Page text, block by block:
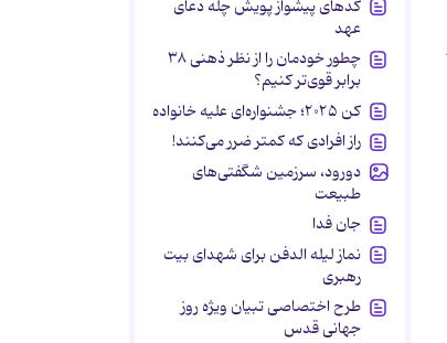
کدهای پیشواز پویش چله دعای
عهد
چطور خودمان را از نظر ذهنی ۳۸
برابر قوی‌تر کنیم؟
کن ۲۰۲۵؛ جشنواره‌ای علیه خانواده
راز افرادی که کمتر ضرر می‌کنند!
دورود، سرزمین شگفتی‌های
طبیعت
جان فدا
نماز لیله الدفن برای شهدای بیت
رهبری
طرح اختصاصی تبیان ویژه روز
جهانی قدس